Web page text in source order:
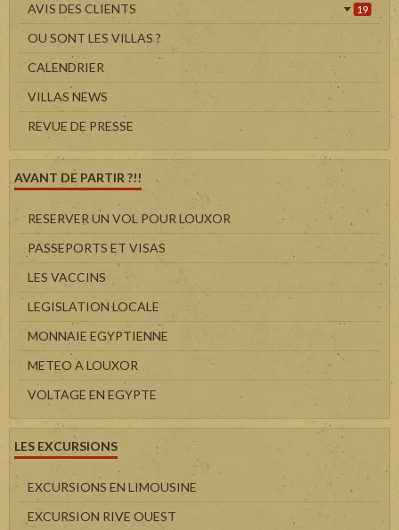
AVIS DES CLIENTS 19
OU SONT LES VILLAS ?
CALENDRIER
VILLAS NEWS
REVUE DE PRESSE
AVANT DE PARTIR ?!!
RESERVER UN VOL POUR LOUXOR
PASSEPORTS ET VISAS
LES VACCINS
LEGISLATION LOCALE
MONNAIE EGYPTIENNE
METEO A LOUXOR
VOLTAGE EN EGYPTE
LES EXCURSIONS
EXCURSIONS EN LIMOUSINE
EXCURSION RIVE OUEST